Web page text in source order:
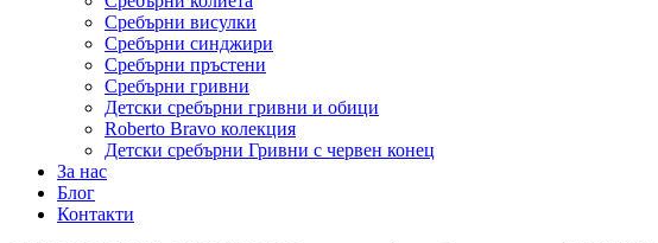
Сребърни висулки
Сребърни синджири
Сребърни пръстени
Сребърни гривни
Детски сребърни гривни и обици
Roberto Bravo колекция
Детски сребърни Гривни с червен конец
За нас
Блог
Контакти